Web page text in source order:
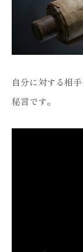
自分に対する相
秘言です。